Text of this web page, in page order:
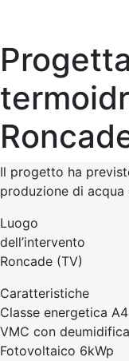
Il progetto ha
produzione di
Luogo
dell’intervento
Roncade (TV)
Caratteristiche
Classe energetica A4
VMC con deumidifica
Fotovoltaico 6kWp